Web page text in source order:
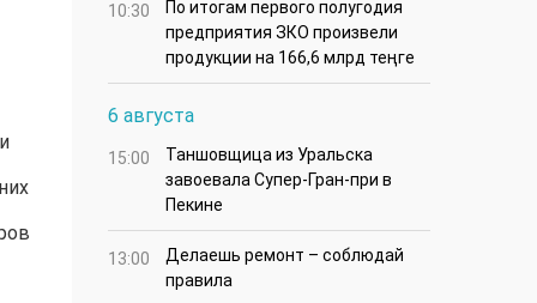
10:30
По итогам первого полугодия
предприятия ЗКО произвели
продукции на 166,6 млрд теңге
6 августа
15:00
Таншовщица из Уральска
завоевала Супер-Гран-при в
Пекине
13:00
Делаешь ремонт – соблюдай
правила